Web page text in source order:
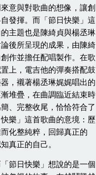
意與對歌曲的想像，讓創
發揮。而「節日快樂」這
主題也是陳綺貞與楊丞琳
後所呈現的成果，由陳綺
創作並擔任配唱製作。在歌
上，電吉他的彈奏搭配鼓
，襯著楊丞琳娓娓唱出的
堆疊，在曲調臨近結束時
、完整收尾，恰恰符合了
快樂」這首歌曲的意境：歷
化整純粹，回歸真正的
真正的自己。
日快樂」想說的是一個